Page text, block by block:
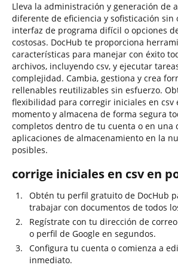
Lleva la administración y generación de
diferente de eficiencia y sofisticación sin
interfaz de programa difícil o opciones
costosas. DocHub te proporciona
características para manejar con éxito
archivos, incluyendo csv, y ejecutar
complejidad. Cambia, gestiona y crea
rellenables reutilizables sin esfuerzo.
flexibilidad para corregir iniciales en csv
momento y almacena de forma segura
completos dentro de tu cuenta o en una
aplicaciones de almacenamiento en la
posibles.
corrige iniciales en csv en
Obtén tu perfil gratuito de DocHub
trabajar con documentos de todos
Regístrate con tu dirección de
o perfil de Google en segundos.
Configura tu cuenta o comienza a
inmediato.